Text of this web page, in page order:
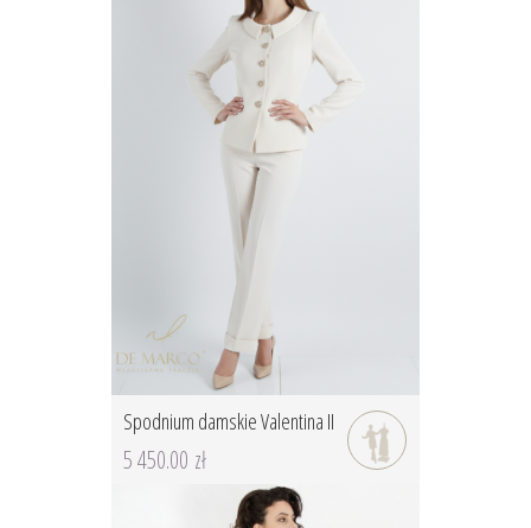
Spodnium damskie Valentina II
5 450.00 zł